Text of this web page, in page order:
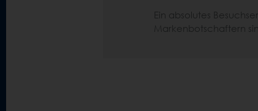
Ein absolutes
Markenbotschaftern